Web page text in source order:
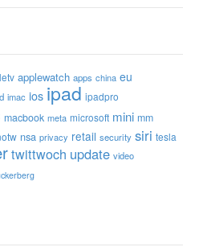
applewatch apps china eu
imac ios ipad ipadpro
macbook meta microsoft mini mm
nsa privacy retail security siri tesla
twittwoch update video